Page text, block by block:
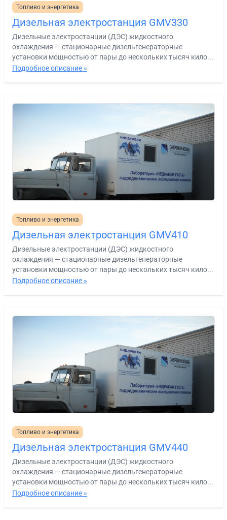
Топливо и энергетика
Дизельная электростанция GMV330
Дизельные электростанции (ДЭС) жидкостного
охлаждения — стационарные дизельгенераторные
установки мощностью от пары до нескольких тысяч кило...
Подробное описание »
Топливо и энергетика
Дизельная электростанция GMV410
Дизельные электростанции (ДЭС) жидкостного
охлаждения — стационарные дизельгенераторные
установки мощностью от пары до нескольких тысяч кило...
Подробное описание »
Топливо и энергетика
Дизельная электростанция GMV440
Дизельные электростанции (ДЭС) жидкостного
охлаждения — стационарные дизельгенераторные
установки мощностью от пары до нескольких тысяч кило...
Подробное описание »